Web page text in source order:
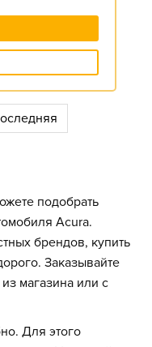
подобрать
Acura.
брендов, купить
Заказывайте
магазина или с
Для этого